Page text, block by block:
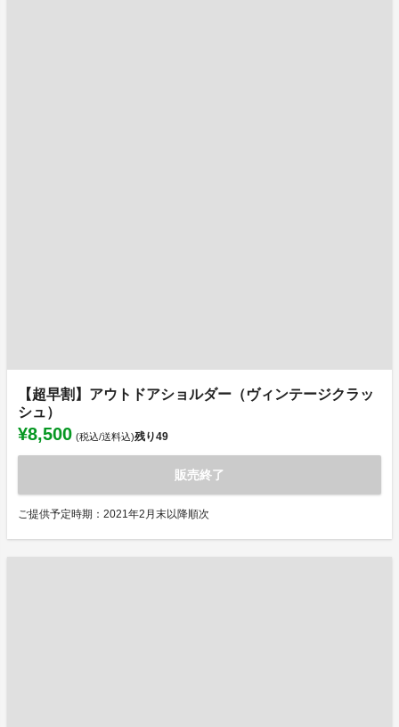
【超早割】アウトドアショルダー（ヴィンテージクラッ
シュ）
¥8,500 (税込/送料込)残り49
販売終了
ご提供予定時期：2021年2月末以降順次